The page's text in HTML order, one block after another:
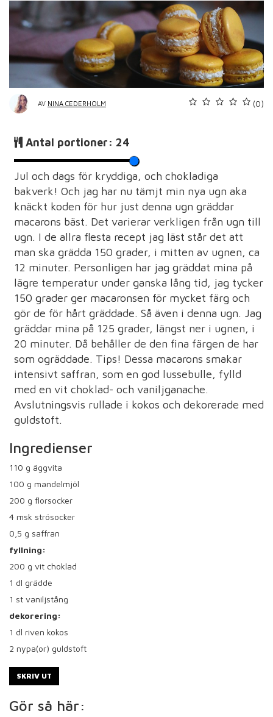
AV NINA CEDERHOLM (0)
Antal portioner: 24
Jul och dags för kryddiga, och chokladiga
bakverk! Och jag har nu tämjt min nya ugn aka
knäckt koden för hur just denna ugn gräddar
macarons bäst. Det varierar verkligen från ugn till
ugn. I de allra flesta recept jag läst står det att
man ska grädda 150 grader, i mitten av ugnen, ca
12 minuter. Personligen har jag gräddat mina på
lägre temperatur under ganska lång tid, jag tycker
150 grader ger macaronsen för mycket färg och
gör de för hårt gräddade. Så även i denna ugn. Jag
gräddar mina på 125 grader, längst ner i ugnen, i
20 minuter. Då behåller de den fina färgen de har
som ogräddade. Tips! Dessa macarons smakar
intensivt saffran, som en god lussebulle, fylld
med en vit choklad- och vaniljganache.
Avslutningsvis rullade i kokos och dekorerade med
guldstoft.
Ingredienser
110 g äggvita
100 g mandelmjöl
200 g florsocker
4 msk strösocker
0,5 g saffran
fyllning:
200 g vit choklad
1 dl grädde
1 st vaniljstång
dekorering:
1 dl riven kokos
2 nypa(or) guldstoft
SKRIV UT
Gör så här: